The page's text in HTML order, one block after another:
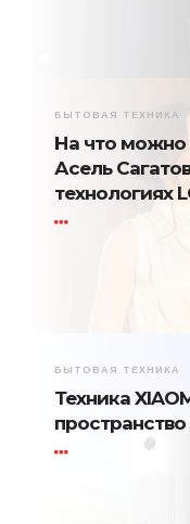
БЫТОВАЯ ТЕХНИКА
На что можно
Асель
технологиях
БЫТОВАЯ ТЕХНИКА
Техника